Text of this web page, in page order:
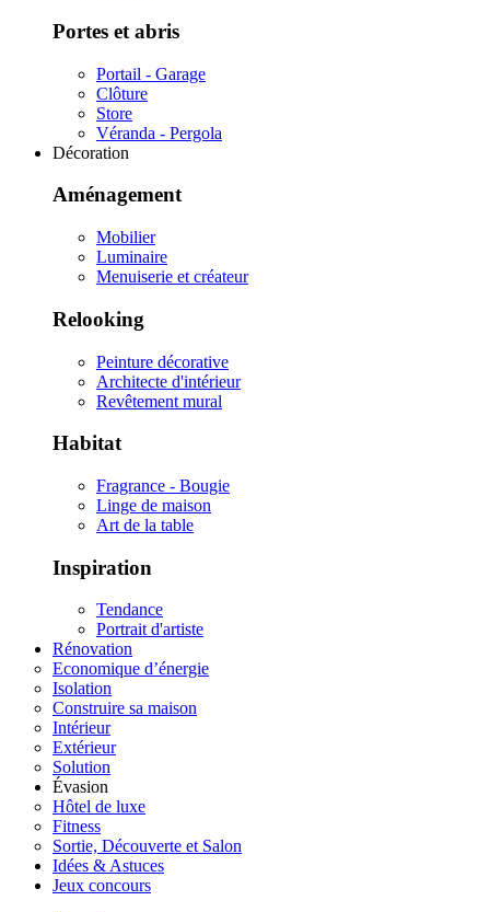
Portes et abris
Portail - Garage
Clôture
Store
Véranda - Pergola
Décoration
Aménagement
Mobilier
Luminaire
Menuiserie et créateur
Relooking
Peinture décorative
Architecte d'intérieur
Revêtement mural
Habitat
Fragrance - Bougie
Linge de maison
Art de la table
Inspiration
Tendance
Portrait d'artiste
Rénovation
Economique d’énergie
Isolation
Construire sa maison
Intérieur
Extérieur
Solution
Évasion
Hôtel de luxe
Fitness
Sortie, Découverte et Salon
Idées & Astuces
Jeux concours